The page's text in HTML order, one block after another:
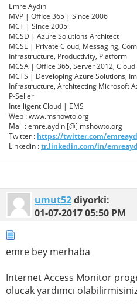
Emre Aydın
MVP | Office 365 | Since 2006
MCT | Since 2005
MCSD | Azure Solutions Architect
MCSE | Private Cloud, Messaging,
Infrastructure, Productivity, Platform
MCSA | Office 365, Server 2012,
MCTS | Developing Azure Solutions,
Infrastructure, Architecting Microsoft
P-Seller
Intelligent Cloud | EMS
Web : www.mshowto.org
Mail : emre.aydin [@] mshowto.org
Twitter : https://twitter.com/
Linkedin :tr.linkedin.com/in/
umut52diyorki:
01-07-201705:50 PM
emre bey merhaba
Internet Access Monitor
olucak yardımcı